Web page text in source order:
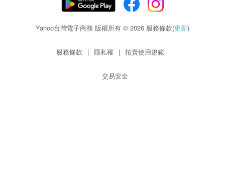
Yahoo台灣電子商務 版權所有 © 2026 服務條款(更新)
服務條款 | 隱私權 | 拍賣使用規範
交易安全